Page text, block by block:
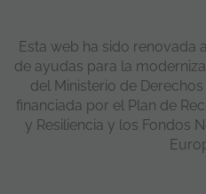
Esta web ha sido renovada
de ayudas para la
del Ministerio de
financiada por el Plan de
y Resiliencia y los Fondos